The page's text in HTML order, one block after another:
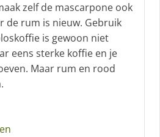
zelf de mascarpone ook
de rum is nieuw. Gebruik
is gewoon niet
eens sterke koffie en je
Maar rum en rood